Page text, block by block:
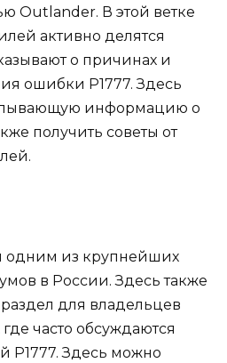
Outlander. В этой ветке
активно делятся
о причинах и
ошибки Р1777. Здесь
информацию о
получить советы от
одним из крупнейших
в России. Здесь также
для владельцев
часто обсуждаются
Р1777. Здесь можно